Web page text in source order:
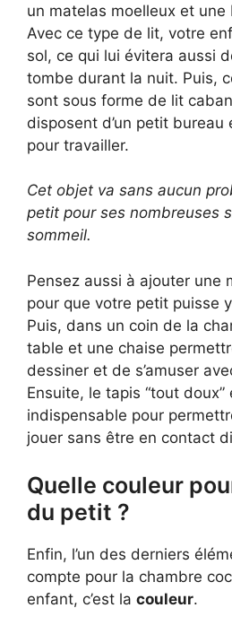
un matelas moelleux et
Avec ce type de lit, votre
sol, ce qui lui évitera aussi
tombe durant la nuit. Puis,
sont sous forme de lit
disposent d’un petit
pour travailler.
Cet objet va sans aucun
petit pour ses nombreuses
sommeil.
Pensez aussi à ajouter une
pour que votre petit puisse
Puis, dans un coin de la
table et une chaise
dessiner et de s’amuser
Ensuite, le tapis “tout
indispensable pour
jouer sans être en contact
Quelle couleur
du petit ?
Enfin, l’un des derniers
compte pour la chambre
enfant, c’est la couleur.